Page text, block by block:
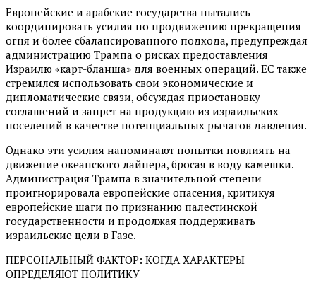
Европейские и арабские государства пытались
координировать усилия по продвижению прекращения
огня и более сбалансированного подхода, предупреждая
администрацию Трампа о рисках предоставления
Израилю «карт-бланша» для военных операций. ЕС также
стремился использовать свои экономические и
дипломатические связи, обсуждая приостановку
соглашений и запрет на продукцию из израильских
поселений в качестве потенциальных рычагов давления.
Однако эти усилия напоминают попытки повлиять на
движение океанского лайнера, бросая в воду камешки.
Администрация Трампа в значительной степени
проигнорировала европейские опасения, критикуя
европейские шаги по признанию палестинской
государственности и продолжая поддерживать
израильские цели в Газе.
ПЕРСОНАЛЬНЫЙ ФАКТОР: КОГДА ХАРАКТЕРЫ
ОПРЕДЕЛЯЮТ ПОЛИТИКУ